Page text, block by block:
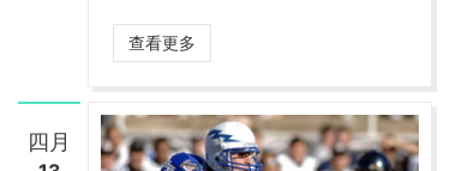
安旅行社行业的领军者，始终秉持专
业、贴心的服务理念，为每一位游客量
探索三秦大地的不二之选！
查看更多
四月